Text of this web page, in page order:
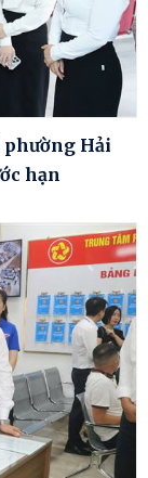
phường Hải
hạn